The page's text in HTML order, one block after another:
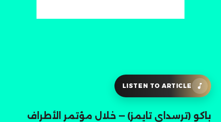
LISTEN TO ARTICLE
باكو (ترسداي تايمز) — خلال مؤتمر الأطراف